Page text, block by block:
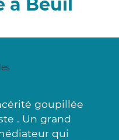
goupillée
. Un grand
qui